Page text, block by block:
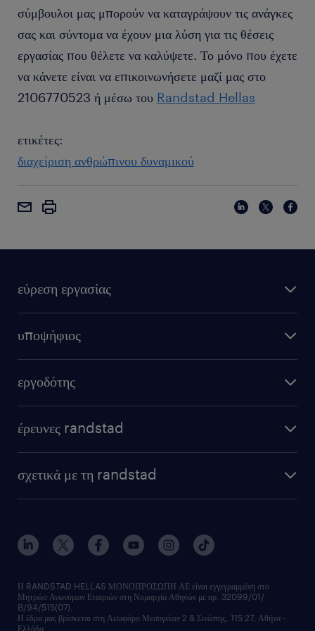
σύμβουλοι μας μπορούν να καταγράψουν τις ανάγκες
σας και σύντομα να έχουν μια λύση για τις θέσεις
εργασίας που θέλετε να καλύψετε. Το μόνο που έχετε
να κάνετε είναι να επικοινωνήσετε μαζί μας στο
2106770523 ή μέσω του Randstad Hellas
ετικέτες:
διαχείριση ανθρώπινου δυναμικού
εύρεση εργασίας
υποψήφιος
εργοδότης
έρευνες randstad
σχετικά με τη randstad
Η RANDSTAD HELLAS ΜΟΝΟΠΡΟΣΩΠΗ ΑΕ είναι εγγεγραμμένη στο
Μητρώο Ανωνύμων Εταιριών στη Νομαρχία Αθηνών με αρ. 32099/01/
Β/94/515(07).
Η έδρα μας βρίσκεται στη Λεωφόρο Μεσογείων 2 & Σινώπης, 115 27, Αθήνα -
Ελλάδα.